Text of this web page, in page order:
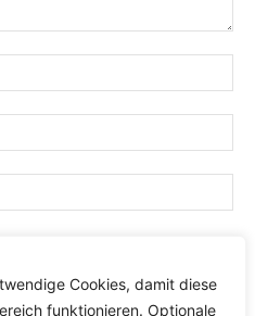
Cookies, damit diese
funktionieren. Optionale